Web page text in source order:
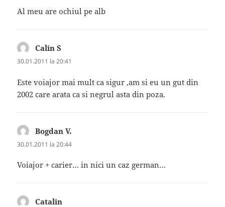
Al meu are ochiul pe alb
Calin S
30.01.2011 la 20:41
Este voiajor mai mult ca sigur ,am si eu un gut din
2002 care arata ca si negrul asta din poza.
Bogdan V.
30.01.2011 la 20:44
Voiajor + carier… in nici un caz german…
Catalin